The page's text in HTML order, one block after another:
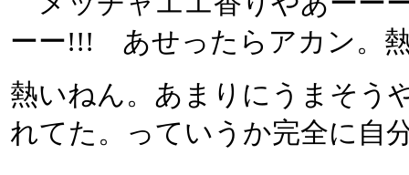
ーー!!! あせったらアカン。
熱いねん。あまりにうまそう
れてた。っていうか完全に自